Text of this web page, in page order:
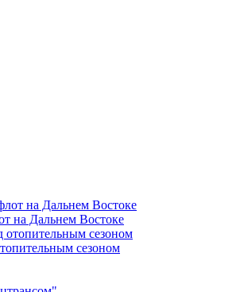
на Дальнем Востоке
сезоном